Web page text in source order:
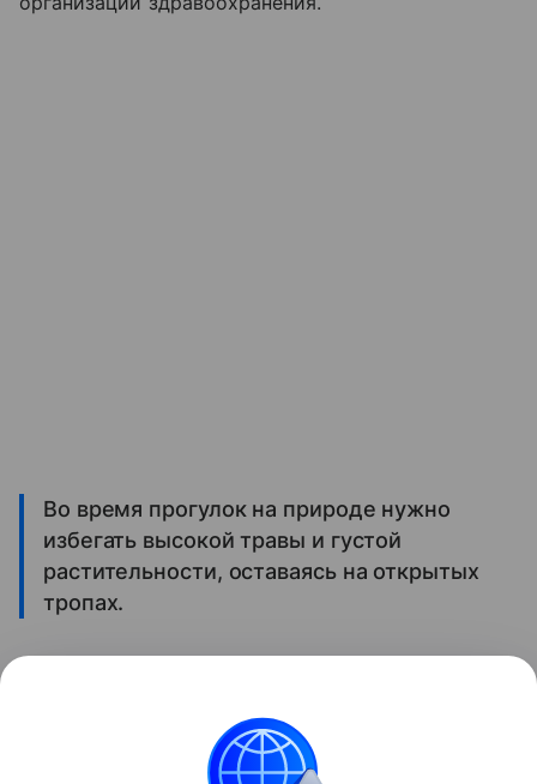
Во время прогулок на природе нужно
избегать высокой травы и густой
растительности, оставаясь на открытых
тропах.
Кроме того, необходимо использовать